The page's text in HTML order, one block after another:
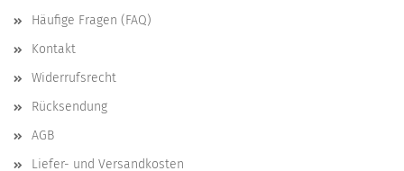
Häufige Fragen (FAQ)
Kontakt
Widerrufsrecht
Rücksendung
AGB
Liefer- und Versandkosten